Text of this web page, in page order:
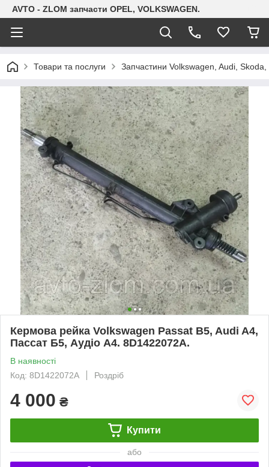
AVTO - ZLOM запчасти OPEL, VOLKSWAGEN.
Товари та послуги Запчастини Volkswagen, Audi, Skoda,
Кермова рейка Volkswagen Passat B5, Audi A4,
Пассат Б5, Аудіо А4. 8D1422072A.
В наявності
Код: 8D1422072A
Роздріб
4 000 ₴
Купити
або